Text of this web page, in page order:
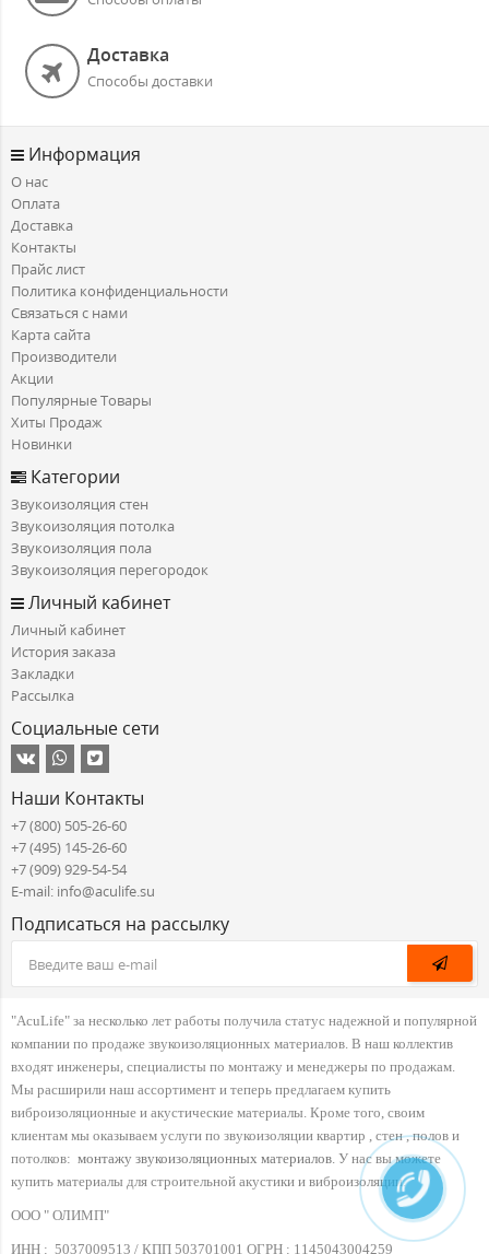
Доставка
Способы доставки
Информация
О нас
Оплата
Доставка
Контакты
Прайс лист
Политика конфиденциальности
Связаться с нами
Карта сайта
Производители
Акции
Популярные Товары
Хиты Продаж
Новинки
Категории
Звукоизоляция стен
Звукоизоляция потолка
Звукоизоляция пола
Звукоизоляция перегородок
Личный кабинет
Личный кабинет
История заказа
Закладки
Рассылка
Социальные сети
Наши Контакты
+7 (800) 505-26-60
+7 (495) 145-26-60
+7 (909) 929-54-54
E-mail: info@aculife.su
Подписаться на рассылку
"AcuLife" за несколько лет работы получила статус надежной и популярной
компании по продаже звукоизоляционных материалов. В наш коллектив
входят инженеры, специалисты по монтажу и менеджеры по продажам.
Мы расширили наш ассортимент и теперь предлагаем купить
виброизоляционные и акустические материалы. Кроме того, своим
клиентам мы оказываем услуги по звукоизоляции квартир , стен , полов и
потолков: монтажу звукоизоляционных материалов. У нас вы можете
купить материалы для строительной акустики и виброизоляции.
ООО " ОЛИМП"
ИНН : 5037009513 / КПП 503701001 ОГРН : 1145043004259